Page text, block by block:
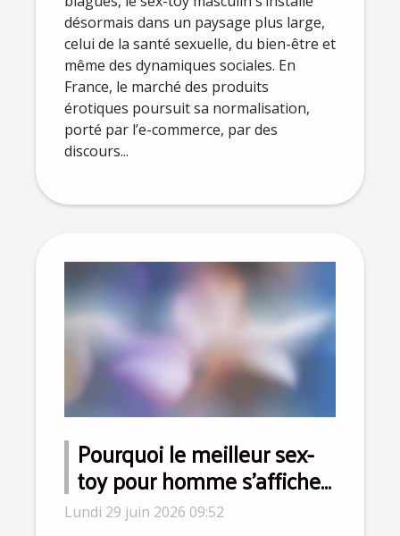
désormais dans un paysage plus large,
celui de la santé sexuelle, du bien-être et
même des dynamiques sociales. En
France, le marché des produits
érotiques poursuit sa normalisation,
porté par l’e-commerce, par des
discours...
Pourquoi le meilleur sex-
toy pour homme s’affiche
désormais sur Instagram ?
Lundi 29 juin 2026 09:52